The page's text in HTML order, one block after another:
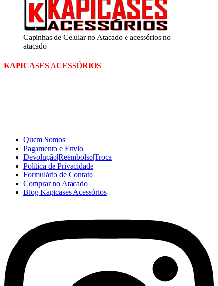
Capinhas de Celular no Atacado e acessórios no
atacado
KAPICASES ACESSÓRIOS
Quem Somos
Pagamento e Envio
Devolução|Reembolso|Troca
Política de Privacidade
Formulário de Contato
Comprar no Atacado
Blog Kapicases Acessórios